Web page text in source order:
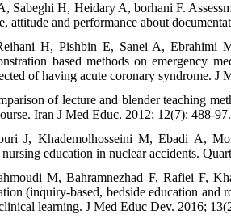
Sabeghi H, Heidary A, borhani F.
attitude and performance about
H, Pishbin E, Sanei A, Ebrahimi
based methods on emergency
of having acute coronary syndrome. J
of lecture and blender teaching
Iran J Med Educ. 2012; 12(7): 488-97.
J, Khademolhosseini M, Ebadi A,
education in nuclear accidents.
M, Bahramnezhad F, Rafiei F,
(inquiry-based, bedside education
learning. J Med Educ Dev. 2016;